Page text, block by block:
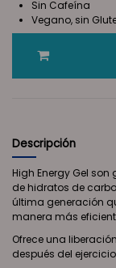
Sin Cafeína
Vegano, sin
Descripción
High Energy Gel
de hidratos de
última generación
manera más
Ofrece una
después del